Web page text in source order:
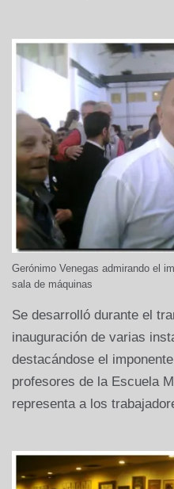
Gerónimo Venegas admirando el
sala de máquinas
Se desarrolló durante el
inauguración de varias
destacándose el
profesores de la Escuela
representa a los